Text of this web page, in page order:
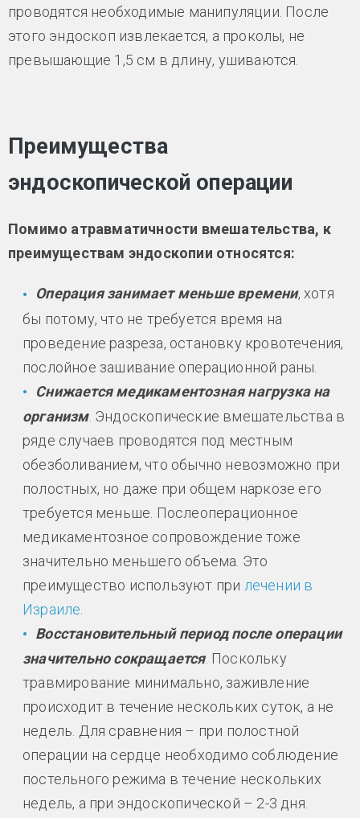
проводятся необходимые манипуляции. После
этого эндоскоп извлекается, а проколы, не
превышающие 1,5 см в длину, ушиваются.
Преимущества
эндоскопической операции
Помимо атравматичности вмешательства, к
преимуществам эндоскопии относятся:
Операция занимает меньше времени, хотя
бы потому, что не требуется время на
проведение разреза, остановку кровотечения,
послойное зашивание операционной раны.
Снижается медикаментозная нагрузка на
организм. Эндоскопические вмешательства в
ряде случаев проводятся под местным
обезболиванием, что обычно невозможно при
полостных, но даже при общем наркозе его
требуется меньше. Послеоперационное
медикаментозное сопровождение тоже
значительно меньшего объема. Это
преимущество используют при лечении в
Израиле
Восстановительный период после операции
значительно сокращается. Поскольку
травмирование минимально, заживление
происходит в течение нескольких суток, а не
недель. Для сравнения – при полостной
операции на сердце необходимо соблюдение
постельного режима в течение нескольких
недель, а при эндоскопической – 2-3 дня.